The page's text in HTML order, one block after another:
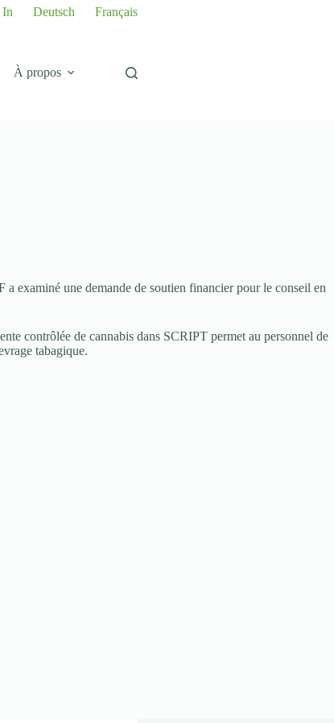
Deutsch Français
À propos
examiné une demande de soutien financier pour le conseil en
contrôlée de cannabis dans SCRIPT permet au personnel de
tabagique.